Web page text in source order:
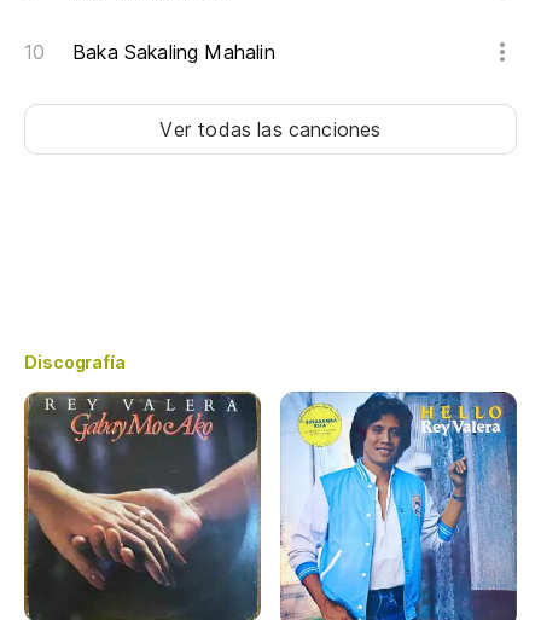
Baka Sakaling Mahalin
Ver todas las canciones
Discografía